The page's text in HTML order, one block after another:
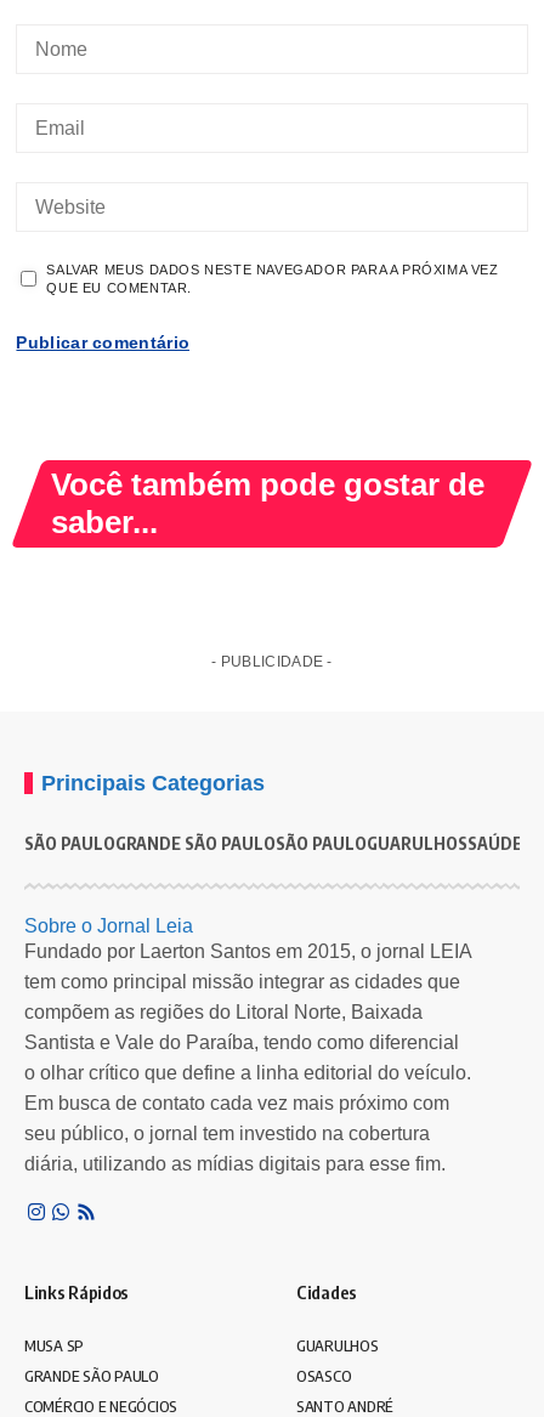
SALVAR MEUS DADOS NESTE NAVEGADOR PARA A PRÓXIMA VEZ
QUE EU COMENTAR.
Você também pode gostar de
saber...
EDUCAÇÃO
Creche noturna de São Bernardo tem matrículas
abertas até 10 de abril
Unidade começa a funcionar em maio com vagas para crianças de 0…
Por Redação Leia SP4 meses atrás
- PUBLICIDADE -
Principais Categorias
SÃO PAULOGRANDE SÃO PAULOSÃO PAULOGUARULHOSSAÚDE
Sobre o Jornal Leia
Fundado por Laerton Santos em 2015, o jornal LEIA
tem como principal missão integrar as cidades que
compõem as regiões do Litoral Norte, Baixada
Santista e Vale do Paraíba, tendo como diferencial
o olhar crítico que define a linha editorial do veículo.
Em busca de contato cada vez mais próximo com
seu público, o jornal tem investido na cobertura
diária, utilizando as mídias digitais para esse fim.
Links Rápidos
MUSA SP
GRANDE SÃO PAULO
COMÉRCIO E NEGÓCIOS
Cidades
GUARULHOS
OSASCO
SANTO ANDRÉ